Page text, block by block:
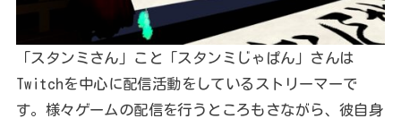
「スタンミさん」こと「スタンミじゃぱん」さんは
Twitchを中心に配信活動をしているストリーマーで
す。様々ゲームの配信を行うところもさながら、彼自身